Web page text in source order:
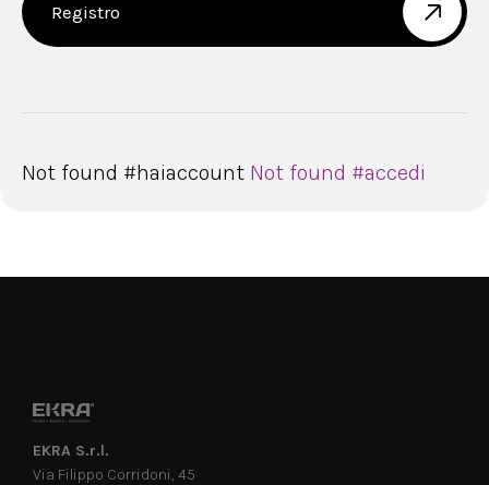
Registro
Not found #haiaccount Not found #accedi
EKRA S.r.l.
Via Filippo Corridoni, 45